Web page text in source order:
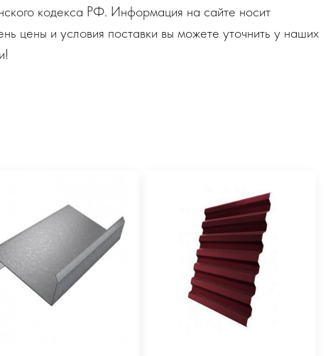
кодекса РФ. Информация на сайте носит
цены и условия поставки вы можете уточнить у наших